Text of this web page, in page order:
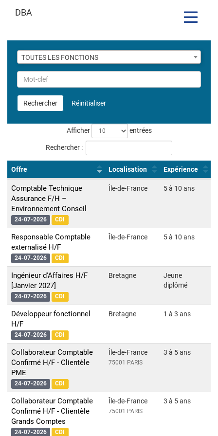
Toggle
DBA
Liste
des
fonctions
TOUTES LES FONCTIONS
Rechercher
par
Mot-
clefRechercher Réinitialiser
offres
Afficher entrées
Rechercher :
Offre Localisation Expérience
Comptable Technique
Assurance F/H –
Environnement Conseil
24-07-2026 CDI
Île-de-France 5 à 10 ans
Responsable Comptable
externalisé H/F
24-07-2026 CDI
Île-de-France 5 à 10 ans
Ingénieur d'Affaires H/F
[Janvier 2027]
24-07-2026 CDI
Bretagne
Jeune
diplômé
Développeur fonctionnel
H/F
24-07-2026 CDI
Bretagne 1 à 3 ans
Collaborateur Comptable
Confirmé H/F - Clientèle
PME
24-07-2026 CDI
Île-de-France
75001 PARIS
3 à 5 ans
Collaborateur Comptable
Confirmé H/F - Clientèle
Grands Comptes
24-07-2026 CDI
Île-de-France
75001 PARIS
3 à 5 ans